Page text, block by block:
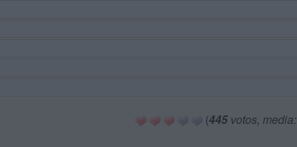
(445votos, media: